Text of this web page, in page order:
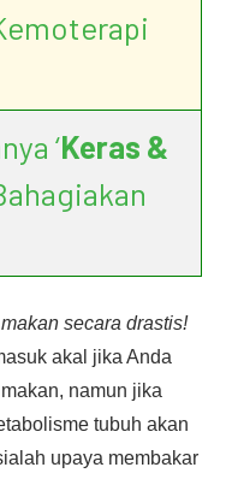
‘Keras &
secara drastis!
akal jika Anda
namun jika
tubuh akan
upaya membakar